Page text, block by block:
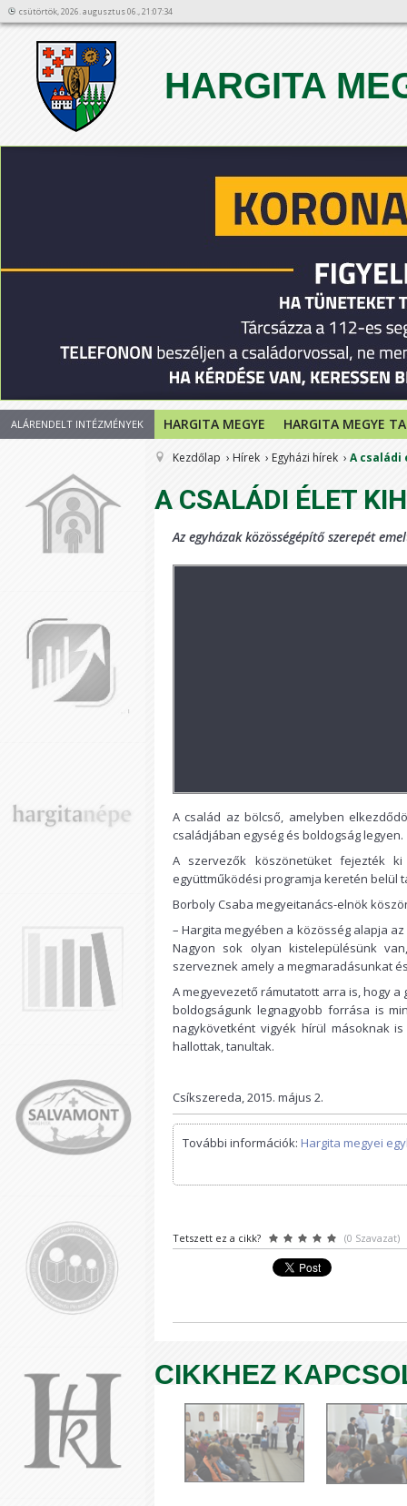
csütörtök, 2026. augusztus 06., 21:07:34
HARGITA
12
ALÁRENDELT INTÉZMÉNYEK HARGITA MEGYE HARGITA MEGYE
Kezdőlap Hírek Egyházi hírek A
A CSALÁDI ÉLET
Az egyházak közösségépítő szerepét
A család az bölcső, amelyben
családjában egység és boldogság legyen.
A szervezők köszönetüket fejezték
együttműködési programja keretén belül
Borboly Csaba megyeitanács-elnök
– Hargita megyében a közösség alapja
Nagyon sok olyan kistelepülésünk
szerveznek amely a megmaradásunkat
A megyevezető rámutatott arra is, hogy
boldogságunk legnagyobb forrása is
nagykövetként vigyék hírül másoknak
hallottak, tanultak.
Csíkszereda, 2015. május 2.
További információk: Hargita megyei
Tetszett ez a cikk? (0 Szavazat)
CIKKHEZ